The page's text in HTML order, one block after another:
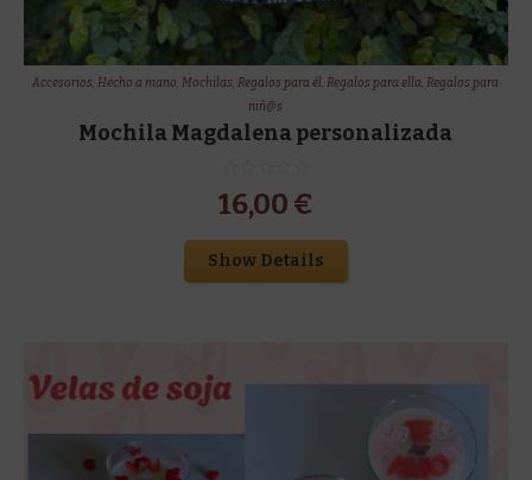
Accesorios,Hecho a mano,Mochilas,Regalos para él,Regalos para ella,Regalos para
niñ@s
Mochila Magdalena personalizada
16,00 €
Show Details